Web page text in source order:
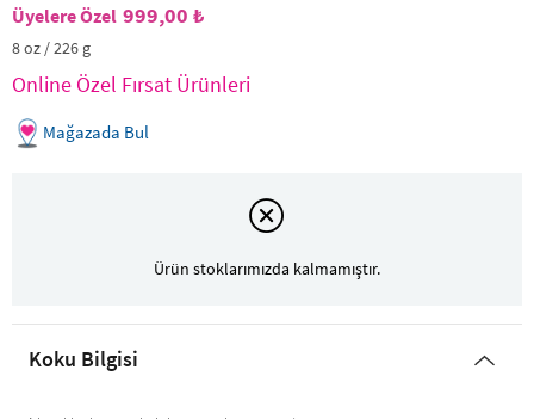
999,00 ₺
8 oz / 226 g
Online Özel Fırsat Ürünleri
Mağazada Bul
Ürün stoklarımızda kalmamıştır.
Koku Bilgisi